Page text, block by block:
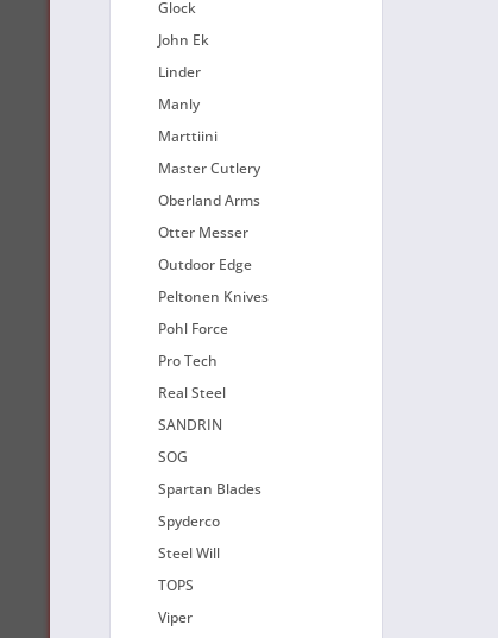
Glock
John Ek
Linder
Manly
Marttiini
Master Cutlery
Oberland Arms
Otter Messer
Outdoor Edge
Peltonen Knives
Pohl Force
Pro Tech
Real Steel
SANDRIN
SOG
Spartan Blades
Spyderco
Steel Will
TOPS
Viper